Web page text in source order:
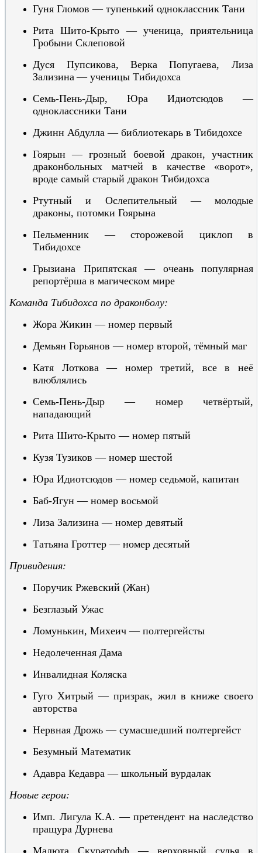
Гуня Гломов — тупенький одноклассник Тани
Рита Шито-Крыто — ученица, приятельница
Гробыни Склеповой
Дуся Пупсикова,
Верка Попугаева, Лиза
Зализина — ученицы Тибидохса
Семь-Пень-Дыр, Юра Идиотсюдов—
одноклассники Тани
Джинн Абдулла — библиотекарь в Тибидохсе
Гоярын — грозный боевой дракон, участник
драконбольных матчей в качестве «ворот»,
вроде самый старый дракон Тибидохса
Ртутный и Ослепительный — молодые
драконы, потомки Гоярына
Пельменник — сторожевой циклоп в
Тибидохсе
Грызиана Припятская — очеань популярная
репортёрша в магическом мире
Команда Тибидохса по драконболу:
Жора Жикин — номер первый
Демьян Горьянов — номер второй, тёмный маг
Катя Лоткова — номер третий, все в неё
влюблялись
Семь-Пень-Дыр — номер четвёртый,
нападающий
Рита Шито-Крыто — номер пятый
Кузя Тузиков — номер шестой
Юра Идиотсюдов — номер седьмой, капитан
Баб-Ягун — номер восьмой
Лиза Зализина — номер девятый
Татьяна Гроттер — номер десятый
Привидения:
Поручик Ржевский (Жан)
Безглазый Ужас
Ломунькин, Михеич — полтергейсты
Недолеченная Дама
Инвалидная Коляска
Гуго Хитрый — призрак, жил в книже своего
авторства
Нервная Дрожь — сумасшедший полтергейст
Безумный Математик
Адавра Кедавра — школьный вурдалак
Новые герои:
Имп. Лигула К.А. — претендент на наследство
пращура Дурнева